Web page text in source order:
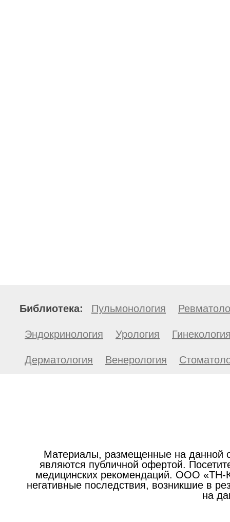
Библиотека: Пульмонология
Эндокринология Урология
Дерматология Венерология
Материалы, размещенные на данной
являются публичной офертой.
медицинских рекомендаций. ООО «ТН-
негативные последствия, возникшие в
на